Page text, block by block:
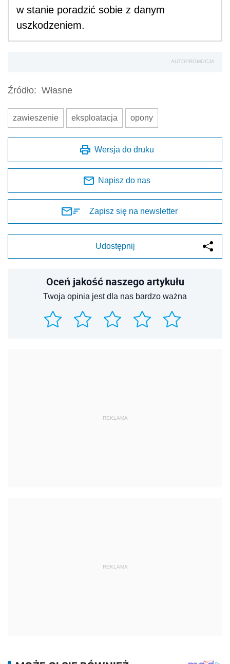
w stanie poradzić sobie z danym
uszkodzeniem.
AUTOPROMOCJA
Źródło: Własne
zawieszenie eksploatacja opony
Wersja do druku
Napisz do nas
Zapisz się na newsletter
Udostępnij
Oceń jakość naszego artykułu
Twoja opinia jest dla nas bardzo ważna
REKLAMA
REKLAMA